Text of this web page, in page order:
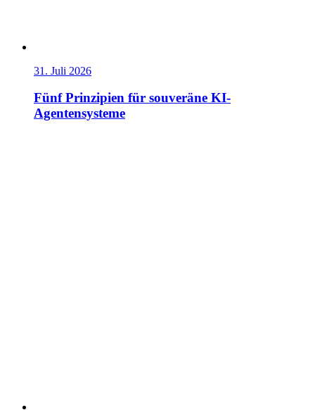
31. Juli 2026
Fünf Prinzipien für souveräne KI-
Agentensysteme